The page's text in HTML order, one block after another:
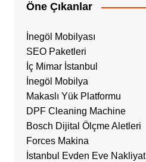
Öne Çıkanlar
İnegöl Mobilyası
SEO Paketleri
İç Mimar İstanbul
İnegöl Mobilya
Makaslı Yük Platformu
DPF Cleaning Machine
Bosch Dijital Ölçme Aletleri
Forces Makina
İstanbul Evden Eve Nakliyat